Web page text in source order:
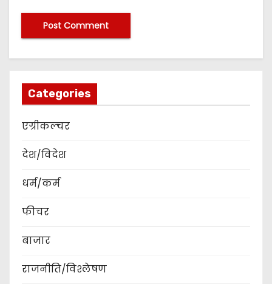
Categories
एग्रीकल्चर
देश/विदेश
धर्म/कर्म
फीचर
बाजार
राजनीति/विश्लेषण